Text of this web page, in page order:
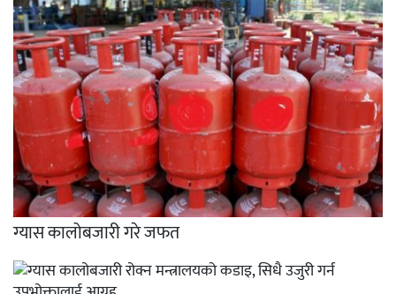
ग्यास कालोबजारी गरे जफत